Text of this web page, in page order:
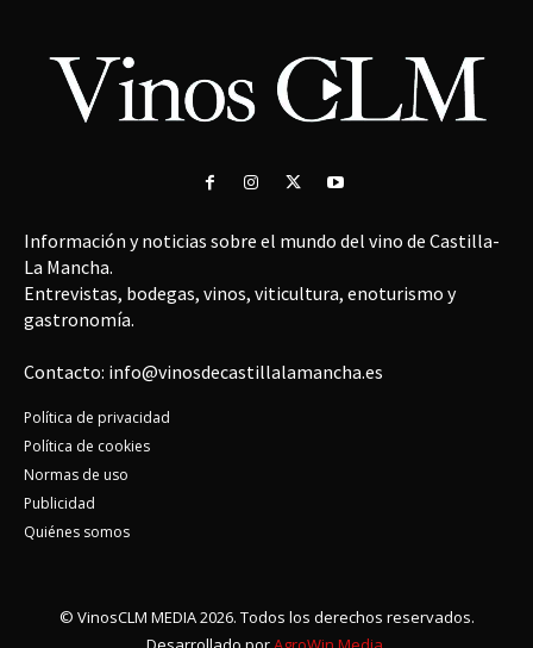
Información y noticias sobre el mundo del vino de Castilla-
La Mancha.
Entrevistas, bodegas, vinos, viticultura, enoturismo y
gastronomía.
Contacto: info@vinosdecastillalamancha.es
Política de privacidad
Política de cookies
Normas de uso
Publicidad
Quiénes somos
© VinosCLM MEDIA 2026. Todos los derechos reservados.